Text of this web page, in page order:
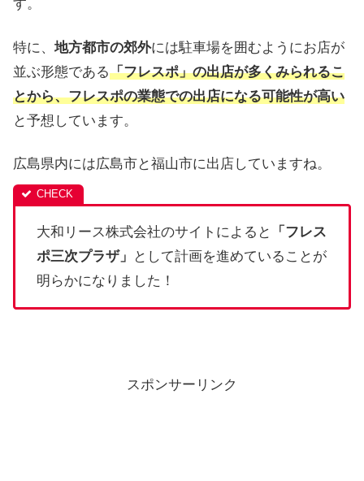
す。
特に、 地方都市の郊外には駐車場を囲むようにお店が
並ぶ形態である「フレスポ」の出店が多くみられるこ
とから、フレスポの業態での出店になる可能性が高い
と予想しています。
広島県内には広島市と福山市に出店していますね。
大和リース株式会社のサイトによると
「フレス
ポ三次プラザ」
として計画を進めていることが
明らかになりました！
スポンサーリンク